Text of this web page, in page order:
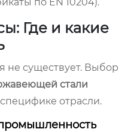
Где и какие
не существует. Выбор
стали
отрасли.